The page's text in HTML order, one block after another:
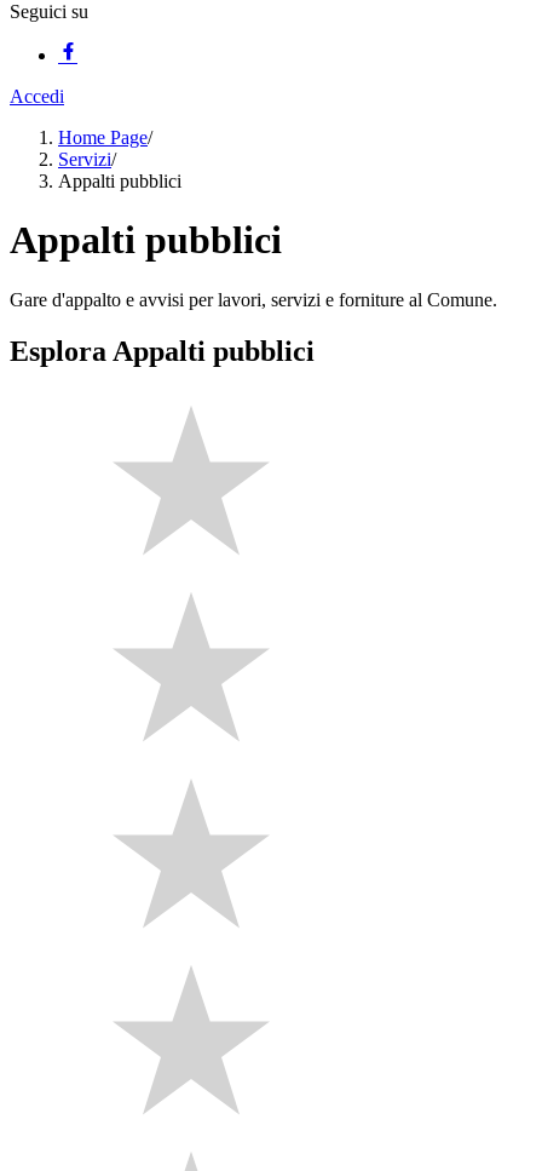
Seguici su
Accedi
Home Page/
Servizi/
Appalti pubblici
Appalti pubblici
Gare d'appalto e avvisi per lavori, servizi e forniture al Comune.
Esplora Appalti pubblici